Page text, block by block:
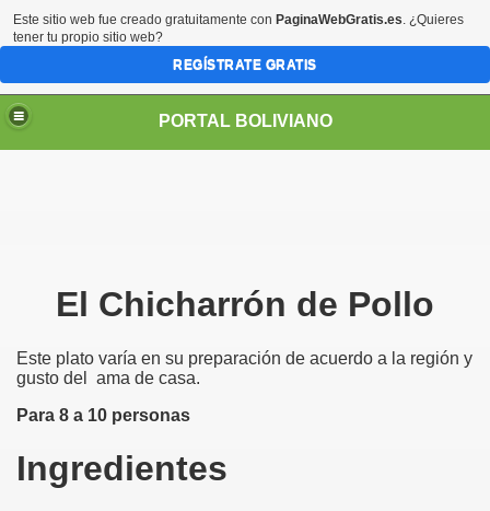
PORTAL BOLIVIANO
El Chicharrón de Pollo
Este plato varía en su preparación de acuerdo a la región y
gusto del ama de casa.
Para 8 a 10 personas
Ingredientes
Este sitio web fue creado gratuitamente con PaginaWebGratis.es. ¿Quieres
tener tu propio sitio web?
REGÍSTRATE GRATIS